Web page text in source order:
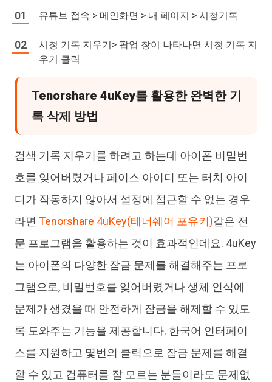
유튜브 접속 > 메인화면 > 내 페이지 > 시청기록
시청 기록 지우기> 팝업 창이 나타나면 시청 기록 지
우기 클릭
Tenorshare 4uKey를 활용한 완벽한 기
록 삭제 방법
검색 기록 지우기를 하려고 하는데 아이폰 비밀번
호를 잊어버렸거나 페이스 아이디 또는 터치 아이
디가 작동하지 않아서 설정에 접근할 수 없는 경우
라면 Tenorshare 4uKey(테너쉐어 포유키)같은 전
문 프로그램을 활용하는 것이 효과적인데요. 4uKey
는 아이폰의 다양한 잠금 문제를 해결해주는 프로
그램으로, 비밀번호를 잊어버렸거나 생체 인식에
문제가 생겼을 때 안전하게 잠금을 해제할 수 있도
록 도와주는 기능을 제공합니다. 한국어 인터페이
스를 지원하고 몇번의 클릭으로 잠금 문제를 해결
할 수 있고 컴퓨터를 잘 모르는 분들이라도 문제없